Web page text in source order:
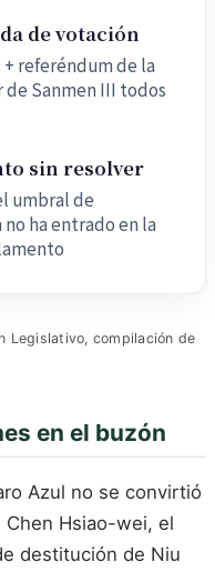
de votación
+ referéndum de la
Sanmen III todos
sin resolver
umbral de
ha entrado en la
Legislativo, compilación de
en el buzón
Azul no se convirtió
Hsiao-wei, el
destitución de Niu